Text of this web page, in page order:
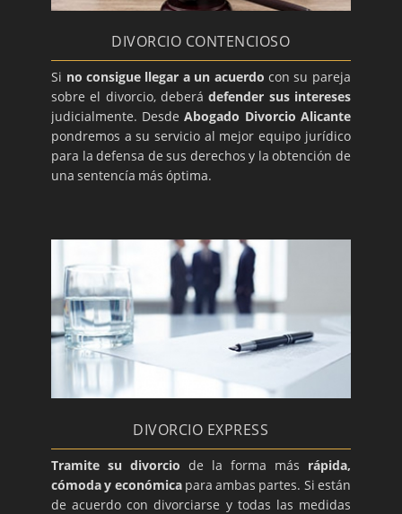
DIVORCIO CONTENCIOSO
Si no consigue llegar a un acuerdo con su pareja
sobre el divorcio, deberádefender sus intereses
judicialmente. DesdeAbogado Divorcio Alicante
pondremos a su servicio al mejor equipo jurídico
para la defensa de sus derechos y la obtención de
una sentencía más óptima.
DIVORCIO EXPRESS
Tramite su divorcio de la forma más rápida,
cómoda y económicapara ambas partes. Si están
de acuerdo con divorciarse y todas las medidas